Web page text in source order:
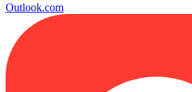
Outlook.com